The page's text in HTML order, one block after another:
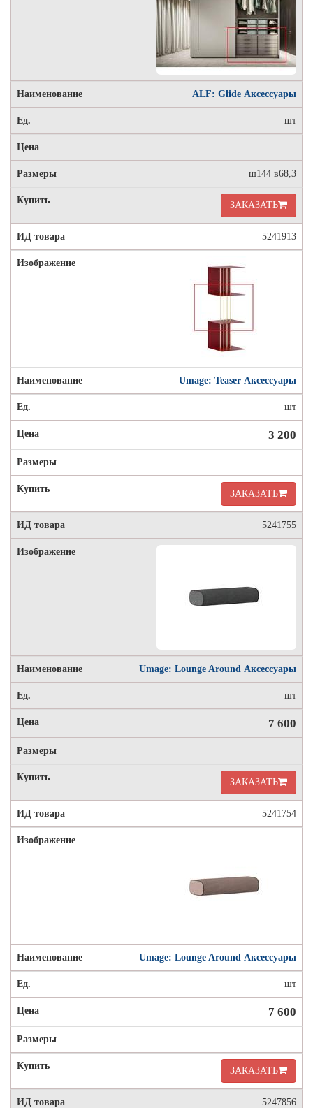
ALF: Glide Аксессуары
шт
ш144 в68,3
ЗАКАЗАТЬ
5241913
Umage: Teaser Аксессуары
шт
3 200
ЗАКАЗАТЬ
5241755
Umage: Lounge Around Аксессуары
шт
7 600
ЗАКАЗАТЬ
5241754
Umage: Lounge Around Аксессуары
шт
7 600
ЗАКАЗАТЬ
5247856